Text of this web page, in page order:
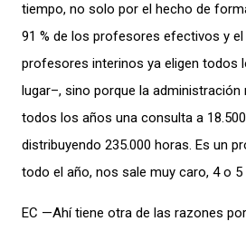
tiempo, no solo por el hecho de
91 % de los profesores efectivos y el
profesores interinos ya eligen todos
lugar–, sino porque la
todos los años una consulta a
distribuyendo 235.000 horas. Es un
todo el año, nos sale muy caro, 4 o 5
EC —Ahí tiene otra de las razones